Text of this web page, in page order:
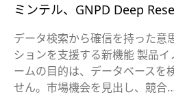
ミンテル、GNPD Deep
データ検索から確信を持った
ションを支援する新機能 製品
ームの目的は、データベースを
せん。市場機会を見出し、競合